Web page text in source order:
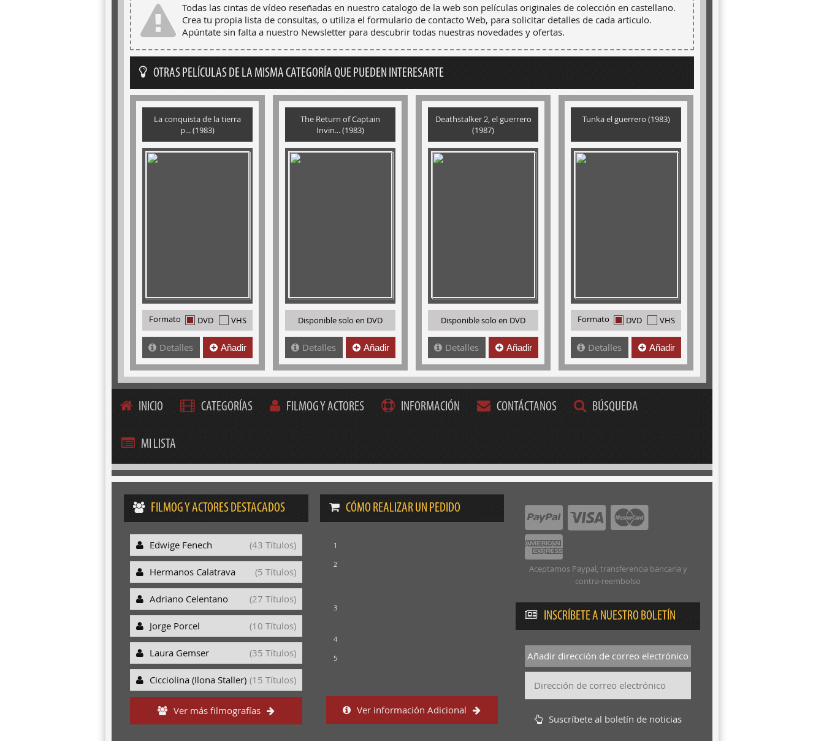
Todas las cintas de vídeo reseñadas en nuestro catalogo de la web son películas originales de colección en castellano.
Crea tu propia lista de consultas, o utiliza el formulario de contacto Web, para solicitar detalles de cada articulo.
Apúntate sin falta a nuestro Newsletter para descubrir todas nuestras novedades y ofertas.
OTRAS PELÍCULAS DE LA MISMA CATEGORÍA QUE PUEDEN INTERESARTE
La conquista de la tierra
p... (1983)
Formato DVD VHS
Detalles Añadir
The Return of Captain
Invin... (1983)
Disponible solo en DVD
Detalles Añadir
Deathstalker 2, el guerrero
(1987)
Disponible solo en DVD
Detalles Añadir
Tunka el guerrero (1983)
Formato DVD VHS
Detalles Añadir
INICIO CATEGORÍAS FILMOG Y ACTORES INFORMACIÓN CONTÁCTANOS BÚSQUEDA
MI LISTA
FILMOG Y ACTORES DESTACADOS
Edwige Fenech (43 Títulos)
Hermanos Calatrava (5 Títulos)
Adriano Celentano (27 Títulos)
Jorge Porcel (10 Títulos)
Laura Gemser (35 Títulos)
Cicciolina (Ilona Staller) (15 Títulos)
Ver más filmografías
CÓMO REALIZAR UN PEDIDO
1
2
3
4
5
Ver información Adicional
Aceptamos Paypal, transferencia bancaria y
contra-reembolso
INSCRÍBETE A NUESTRO BOLETÍN
Añadir dirección de correo electrónico
Suscríbete al boletín de noticias